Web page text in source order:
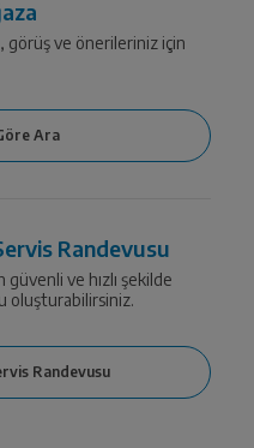
görüş ve önerileriniz için
Randevusu
güvenli ve hızlı şekilde
oluşturabilirsiniz.